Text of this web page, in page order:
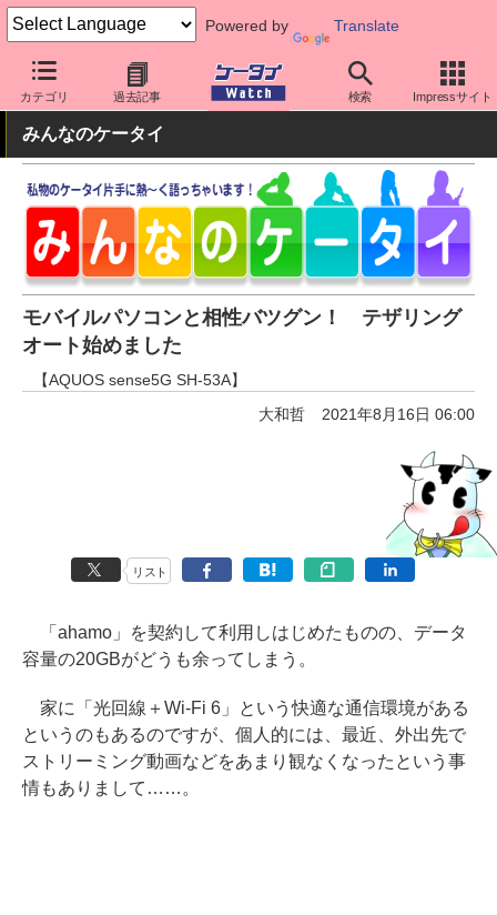
Powered by Translate
カテゴリ 過去記事 検索 Impressサイト
ケータイ Watch OS Android AQUOS
みんなのケータイ
モバイルパソコンと相性バツグン！ テザリング
オート始めました
【AQUOS sense5G SH-53A】
大和哲
2021年8月16日 06:00
リスト
「ahamo」を契約して利用しはじめたものの、データ
容量の20GBがどうも余ってしまう。
家に「光回線＋Wi-Fi 6」という快適な通信環境がある
というのもあるのですが、個人的には、最近、外出先で
ストリーミング動画などをあまり観なくなったという事
情もありまして……。